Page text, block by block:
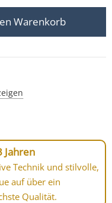
| 7W & dimmbar |
Warenkorb
Jahren
Technik und stilvolle,
auf über ein
Qualität.